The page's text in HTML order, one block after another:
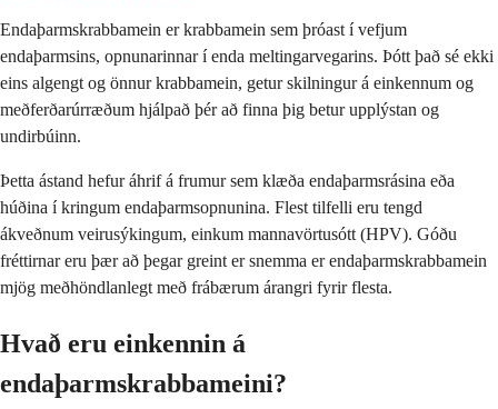
Endaþarmskrabbamein er krabbamein sem þróast í vefjum
endaþarmsins, opnunarinnar í enda meltingarvegarins. Þótt það sé ekki
eins algengt og önnur krabbamein, getur skilningur á einkennum og
meðferðarúrræðum hjálpað þér að finna þig betur upplýstan og
undirbúinn.
Þetta ástand hefur áhrif á frumur sem klæða endaþarmsrásina eða
húðina í kringum endaþarmsopnunina. Flest tilfelli eru tengd
ákveðnum veirusýkingum, einkum mannavörtusótt (HPV). Góðu
fréttirnar eru þær að þegar greint er snemma er endaþarmskrabbamein
mjög meðhöndlanlegt með frábærum árangri fyrir flesta.
Hvað eru einkennin á
endaþarmskrabbameini?